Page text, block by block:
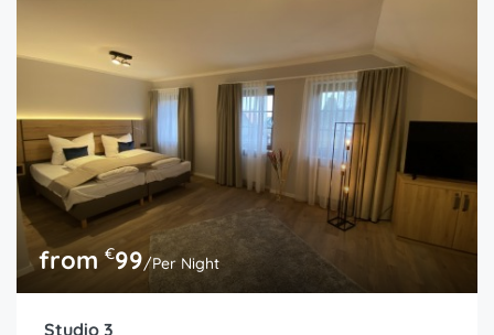
from €99/Per Night
Studio 3